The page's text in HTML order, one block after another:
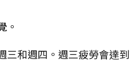
。
和週四。週三疲勞會達